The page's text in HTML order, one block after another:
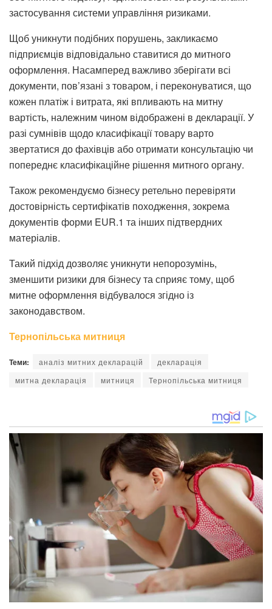
застосування системи управління ризиками.
Щоб уникнути подібних порушень, закликаємо
підприємців відповідально ставитися до митного
оформлення. Насамперед важливо зберігати всі
документи, пов’язані з товаром, і переконуватися, що
кожен платіж і витрата, які впливають на митну
вартість, належним чином відображені в декларації. У
разі сумнівів щодо класифікації товару варто
звертатися до фахівців або отримати консультацію чи
попереднє класифікаційне рішення митного органу.
Також рекомендуємо бізнесу ретельно перевіряти
достовірність сертифікатів походження, зокрема
документів форми EUR.1 та інших підтвердних
матеріалів.
Такий підхід дозволяє уникнути непорозумінь,
зменшити ризики для бізнесу та сприяє тому, щоб
митне оформлення відбувалося згідно із
законодавством.
Тернопільська митниця
Теми: аналіз митних декларацій
декларація
митна декларація
митниця Тернопільська митниця